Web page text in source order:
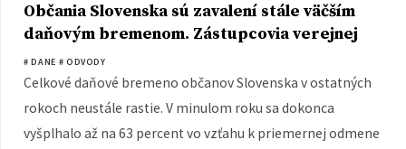
Občania Slovenska sú zavalení stále väčším
daňovým bremenom. Zástupcovia verejnej
moci už za nich rozhodujú o 63 % ich zárobku
# DANE # ODVODY
Celkové daňové bremeno občanov Slovenska v ostatných
rokoch neustále rastie. V minulom roku sa dokonca
vyšplhalo až na 63 percent vo vzťahu k priemernej odmene